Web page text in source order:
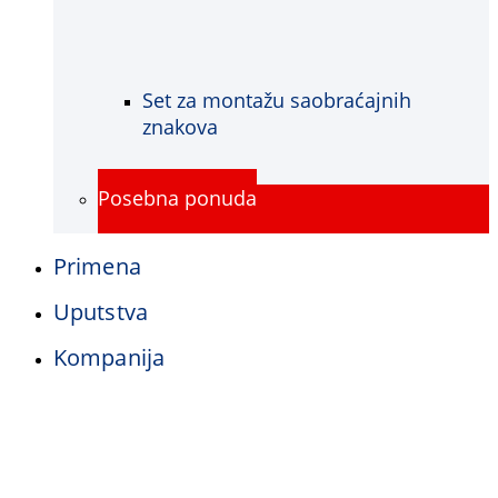
Set za montažu saobraćajnih
znakova
Posebna ponuda
Primena
Uputstva
Kompanija